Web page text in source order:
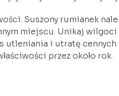
Suszony rumianek
miejscu. Unikaj wilgoci
utleniania i utratę cennych
przez około rok.